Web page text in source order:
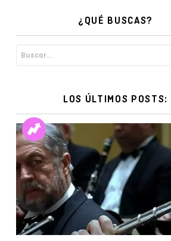
¿QUÉ BUSCAS?
for:
LOS ÚLTIMOS POSTS: